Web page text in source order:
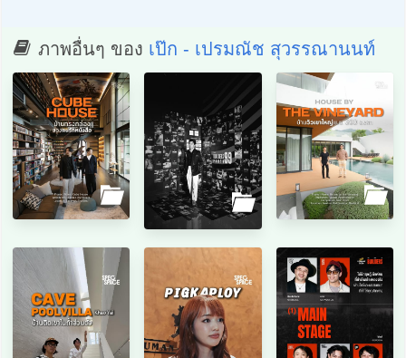
ภาพอื่นๆ ของ เป๊ก - เปรมณัช สุวรรณานนท์